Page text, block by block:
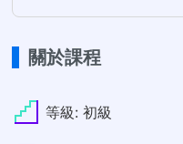
關於課程
等級: 初級